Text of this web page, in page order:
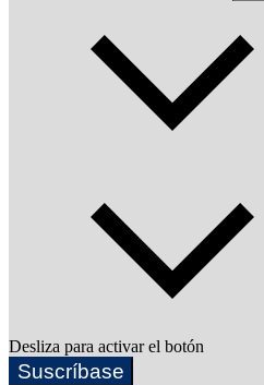
Desliza para activar el botón
Suscríbase